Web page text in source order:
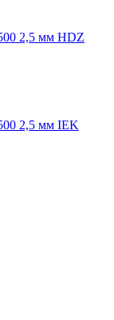
2,5 мм HDZ
2,5 мм IEK